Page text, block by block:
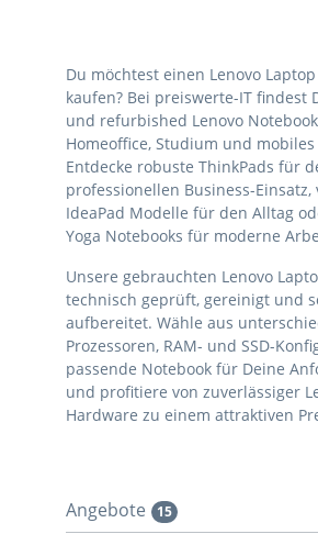
Du möchtest einen Lenovo
kaufen? Bei preiswerte-IT findest
und refurbished Lenovo
Homeoffice, Studium und
Entdecke robuste ThinkPads für
professionellen Business-Einsatz,
IdeaPad Modelle für den Alltag
Yoga Notebooks für moderne
Unsere gebrauchten Lenovo
technisch geprüft, gereinigt und
aufbereitet. Wähle aus
Prozessoren, RAM- und SSD-
passende Notebook für Deine
und profitiere von zuverlässiger
Hardware zu einem attraktiven
Angebote 15